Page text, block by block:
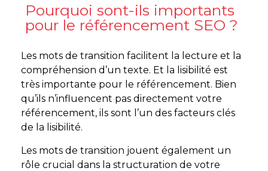
Pourquoi sont-ils importants
pour le référencement SEO ?
Les mots de transition facilitent la lecture et la
compréhension d’un texte. Et la lisibilité est
très importante pour le référencement. Bien
qu’ils n’influencent pas directement votre
référencement, ils sont l’un des facteurs clés
de la lisibilité.
Les mots de transition jouent également un
rôle crucial dans la structuration de votre